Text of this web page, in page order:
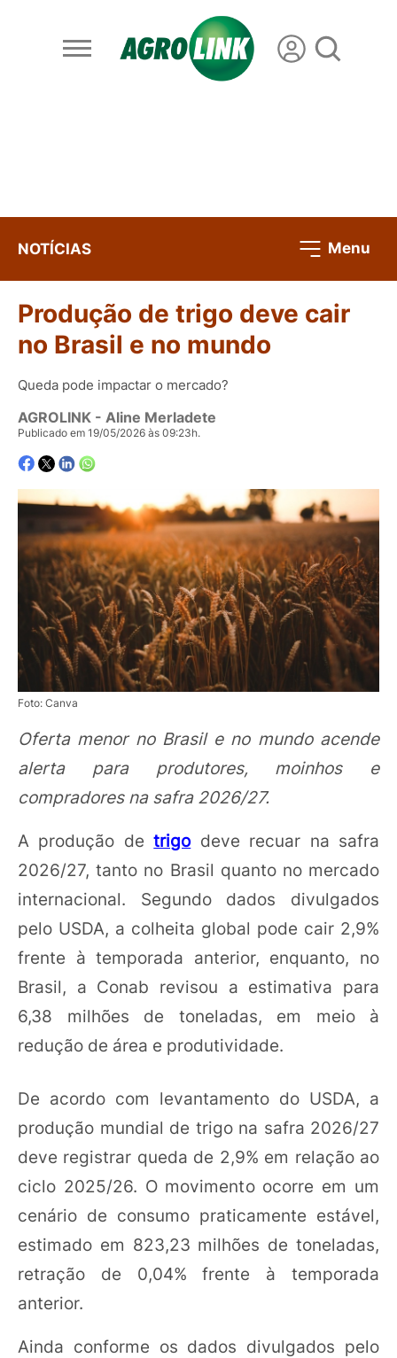
NOTÍCIAS Menu
Produção de trigo deve cair
no Brasil e no mundo
Queda pode impactar o mercado?
AGROLINK - Aline Merladete
Publicado em 19/05/2026 às 09:23h.
Foto: Canva
Oferta menor no Brasil e no mundo acende
alerta para produtores, moinhos e
compradores na safra 2026/27.
A produção detrigodeve recuar na safra
2026/27, tanto no Brasil quanto no mercado
internacional. Segundo dados divulgados
pelo USDA, a colheita global pode cair 2,9%
frente à temporada anterior, enquanto, no
Brasil, a Conab revisou a estimativa para
6,38 milhões de toneladas, em meio à
redução de área e produtividade.
De acordo com levantamento do USDA, a
produção mundial de trigo na safra 2026/27
deve registrar queda de 2,9% em relação ao
ciclo 2025/26. O movimento ocorre em um
cenário de consumo praticamente estável,
estimado em 823,23 milhões de toneladas,
retração de 0,04% frente à temporada
anterior.
Ainda conforme os dados divulgados pelo